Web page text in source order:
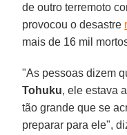
de outro terremoto
provocou o desastre
mais de 16 mil
"As pessoas dizem
Tohuku, ele estava
tão grande que se
preparar para ele",